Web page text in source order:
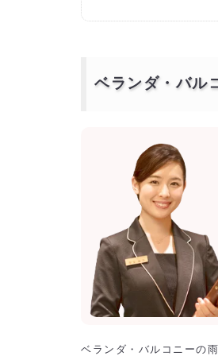
アフターサービス
瑕疵保険加入会社
ベランダ・バルコニ
相見積もりとは？
一括見積もり無料サービ
より安価で依頼するには？
ベランダ・バル
ベランダ・バルコニーの